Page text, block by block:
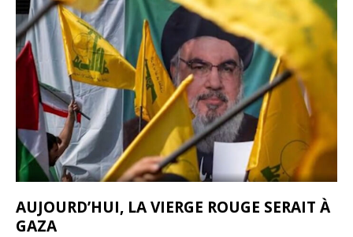
AUJOURD’HUI, LA VIERGE ROUGE SERAIT À
GAZA